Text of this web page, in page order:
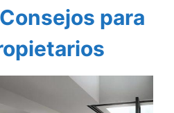
para